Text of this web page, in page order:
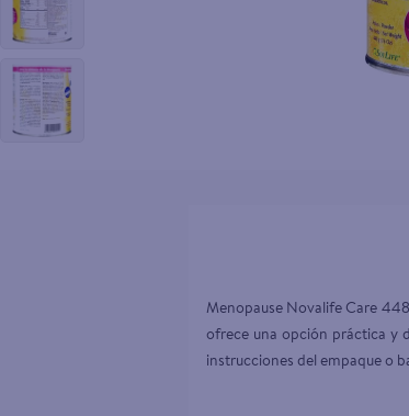
Menopause Novalife Care
ofrece una opción práctica y
instrucciones del empaque o
10